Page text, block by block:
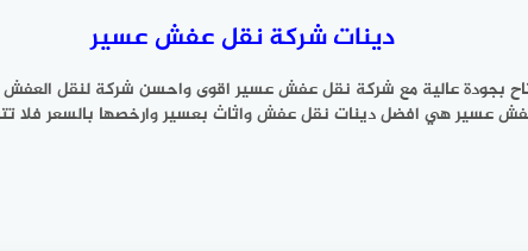
دينات شركة نقل عفش عسير
بجودة عالية مع شركة نقل عفش عسير اقوى واحسن شركة لنقل
عسير هي افضل دينات نقل عفش واثاث بعسير وارخصها بالسعر فلا